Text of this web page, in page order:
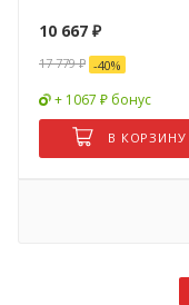
10 667 ₽
17 779₽ -40%
+ 1067 ₽ бонус
В КОРЗИНУ